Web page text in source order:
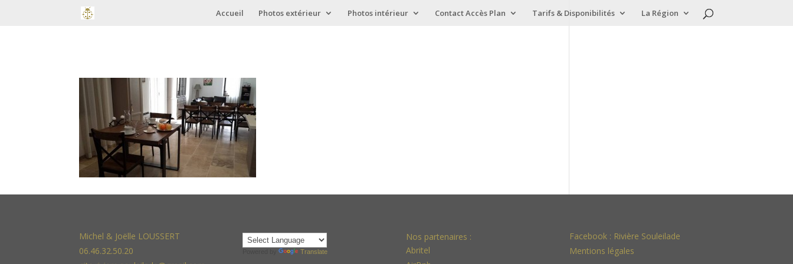
Accueil Photos extérieur Photos intérieur Contact Accès Plan Tarifs & Disponibilités La Région
Michel & Joëlle LOUSSERT
06.46.32.50.20
Powered by Translate
Nos partenaires :
Abritel
Facebook : Rivière Souleilade
Mentions légales